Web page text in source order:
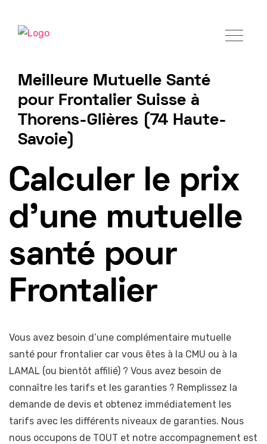
Meilleure Mutuelle Santé
pour Frontalier Suisse à
Thorens-Glières (74 Haute-
Savoie)
Tarif mutuelle Frontalier 2025
Calculer le prix
d'une mutuelle
santé pour
Frontalier
Vous avez besoin d’une complémentaire mutuelle
santé pour frontalier car vous êtes à la CMU ou à la
LAMAL (ou bientôt affilié) ? Vous avez besoin de
connaître les tarifs et les garanties ? Remplissez la
demande de devis et obtenez immédiatement les
tarifs avec les différents niveaux de garanties. Nous
nous occupons de TOUT et notre accompagnement est